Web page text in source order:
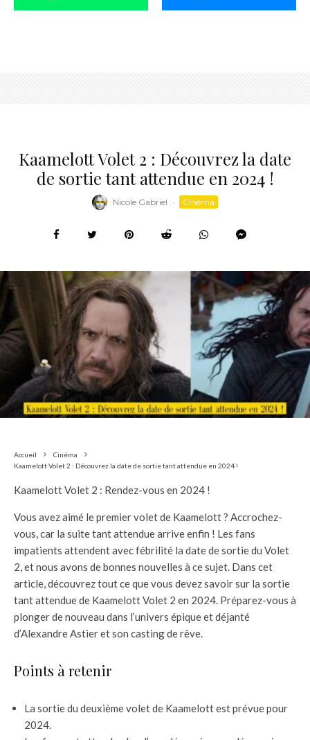
Kaamelott Volet 2 : Découvrez la date
de sortie tant attendue en 2024 !
Nicole Gabriel · Cinéma
Accueil
Cinéma
Kaamelott Volet 2 : Découvrez la date de sortie tant attendue en 2024 !
Kaamelott Volet 2 : Rendez-vous en 2024 !
Vous avez aimé le premier volet de Kaamelott ? Accrochez-
vous, car la suite tant attendue arrive enfin ! Les fans
impatients attendent avec fébrilité la date de sortie du Volet
2, et nous avons de bonnes nouvelles à ce sujet. Dans cet
article, découvrez tout ce que vous devez savoir sur la sortie
tant attendue de Kaamelott Volet 2 en 2024. Préparez-vous à
plonger de nouveau dans l’univers épique et déjanté
d’Alexandre Astier et son casting de rêve.
Points à retenir
La sortie du deuxième volet de Kaamelott est prévue pour
2024.